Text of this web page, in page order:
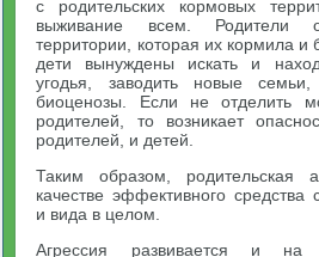
с родительских кормовых
выживание всем. Родители
территории, которая их кормила и
дети вынуждены искать и
угодья, заводить новые
биоценозы. Если не отделить
родителей, то возникает
родителей, и детей.
Таким образом, родительская
качестве эффективного средства
и вида в целом.
Агрессия развивается и на